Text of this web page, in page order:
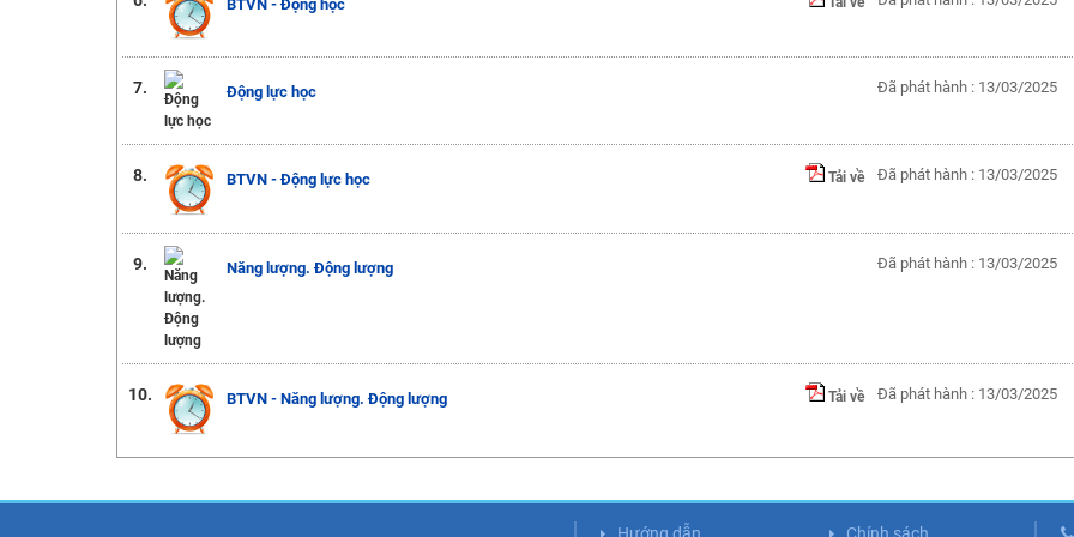
BTVN - Động học
7. Động lực học Đã phát hành : 13/03/2025
8. BTVN - Động lực học Tải về Đã phát hành : 13/03/2025
9. Năng lượng. Động lượng Đã phát hành : 13/03/2025
10. BTVN - Năng lượng. Động lượng Tải về Đã phát hành : 13/03/2025